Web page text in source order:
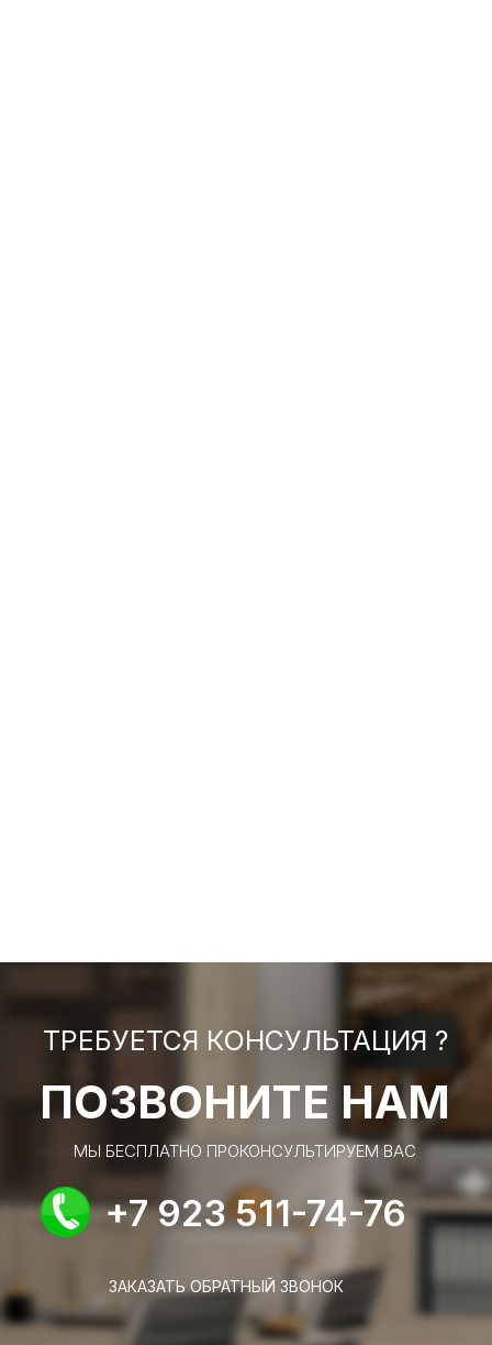
ТРЕБУЕТСЯ КОНСУЛЬТАЦИЯ ?
ПОЗВОНИТЕ НАМ
МЫ БЕСПЛАТНО ПРОКОНСУЛЬТИРУЕМ ВАС
+7 923 511-74-76
ЗАКАЗАТЬ ОБРАТНЫЙ ЗВОНОК